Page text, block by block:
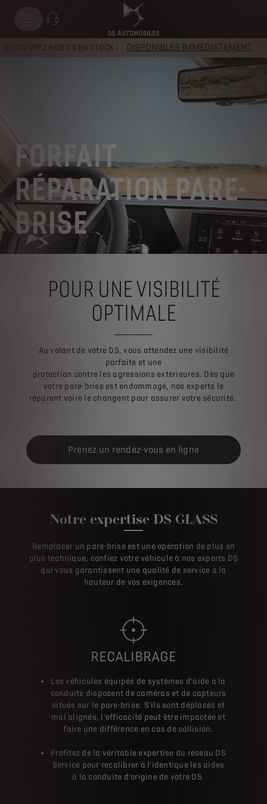
DÉCOUVREZ NOS DS EN STOCK : DISPONIBLES IMMEDIATEMENT
FORFAIT
RÉPARATION PARE-
BRISE
POUR UNE VISIBILITÉ
OPTIMALE
Au volant de votre DS, vous attendez une visibilité
parfaite et une
protection contre les agressions extérieures. Dès que
votre pare-brise est endommagé, nos experts le
réparent voire le changent pour assurer votre sécurité.
Prenez un rendez-vous en ligne
Notre expertise DS GLASS
Remplacer un pare-brise est une opération de plus en
plus technique, confiez votre véhicule à nos experts DS
qui vous garantissent une qualité de service à la
hauteur de vos exigences.
RECALIBRAGE
Les véhicules équipés de systèmes d'aide à la
conduite disposent de caméras et de capteurs
situés sur le pare-brise. S'ils sont déplacés et
mal alignés, l'efficacité peut être impactée et
faire une différence en cas de collision.
Profitez de la véritable expertise du réseau DS
Service pour recalibrer à l'identique les aides
à la conduite d'origine de votre DS.